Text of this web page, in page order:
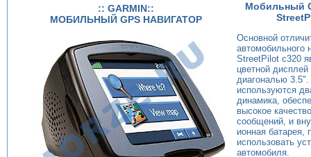
:: GARMIN::
МОБИЛЬНЫЙ GPS НАВИГАТОР
Мобильный
Основной
автомобильного
StreetPilot c320
цветной
диагональю
используются
динамика,
высокое
сообщений, и
ионная батарея,
использовать
автомобиля.